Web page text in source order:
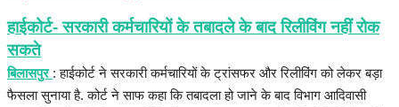
हाईकोर्ट- सरकारी कर्मचारियों के तबादले के बाद रिलीविंग नहीं रोक
सकते
बिलासपुर : हाईकोर्ट ने सरकारी कर्मचारियों के ट्रांसफर और रिलीविंग को लेकर बड़ा
फैसला सुनाया है. कोर्ट ने साफ कहा कि तबादला हो जाने के बाद विभाग आदिवासी